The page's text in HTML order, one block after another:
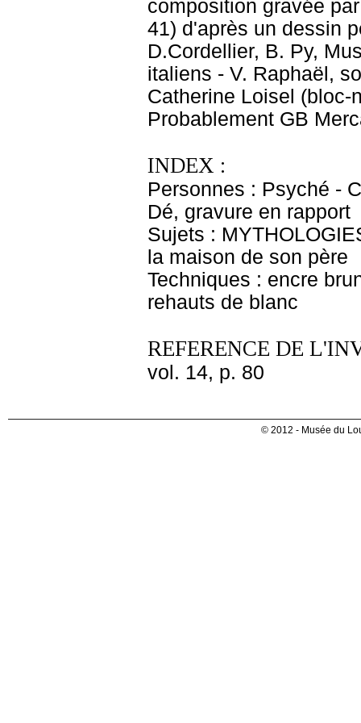
composition gravée
41) d'après un dessin
D.Cordellier, B. Py,
italiens - V. Raphaël,
Catherine Loisel (bloc-
Probablement GB
INDEX :
Personnes : Psyché -
Dé, gravure en rapport
Sujets :
la maison de son père
Techniques : encre
rehauts de blanc
REFERENCE DE
vol. 14, p. 80
© 2012 - Musée du